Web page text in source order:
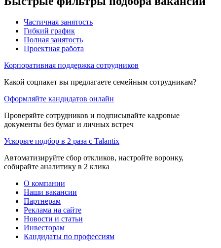
Частичная занятость
Гибкий график
Полная занятость
Проектная работа
Корпоративная поддержка сотрудников
Какой соцпакет вы предлагаете семейным сотрудникам?
Оформляйте кандидатов онлайн
Проверяйте сотрудников и подписывайте кадровые
документы без бумаг и личных встреч
Ускорьте подбор в 2 раза с Talantix
Автоматизируйте сбор откликов, настройте воронку,
собирайте аналитику в 2 клика
О компании
Наши вакансии
Партнерам
Реклама на сайте
Новости и статьи
Инвесторам
Кандидаты по профессиям